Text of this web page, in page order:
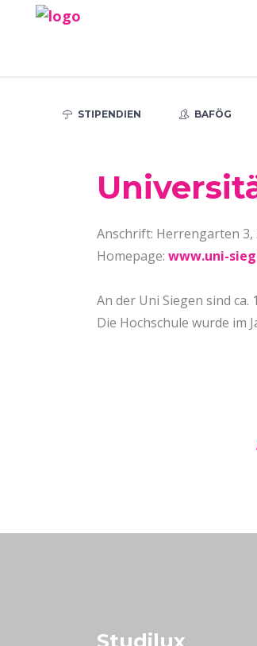
STIPENDIEN BAFÖG
Anschrift: Herrengarten 3,
Homepage: www.uni-
An der Uni Siegen sind
Die Hochschule wurde im
Studilux